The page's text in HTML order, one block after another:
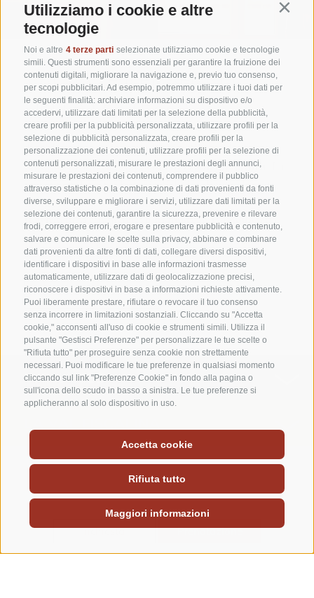
Utilizziamo i cookie e altre
tecnologie
Noi e altre 4 terze parti selezionate utilizziamo cookie e tecnologie
simili. Questi strumenti sono essenziali per garantire la fruizione dei
contenuti digitali, migliorare la navigazione e, previo tuo consenso,
per scopi pubblicitari. Ad esempio, potremmo utilizzare i tuoi dati per
le seguenti finalità: archiviare informazioni su dispositivo e/o
accedervi, utilizzare dati limitati per la selezione della pubblicità,
creare profili per la pubblicità personalizzata, utilizzare profili per la
selezione di pubblicità personalizzata, creare profili per la
personalizzazione dei contenuti, utilizzare profili per la selezione di
contenuti personalizzati, misurare le prestazioni degli annunci,
misurare le prestazioni dei contenuti, comprendere il pubblico
attraverso statistiche o la combinazione di dati provenienti da fonti
diverse, sviluppare e migliorare i servizi, utilizzare dati limitati per la
selezione dei contenuti, garantire la sicurezza, prevenire e rilevare
frodi, correggere errori, erogare e presentare pubblicità e contenuto,
salvare e comunicare le scelte sulla privacy, abbinare e combinare
dati provenienti da altre fonti di dati, collegare diversi dispositivi,
identificare i dispositivi in base alle informazioni trasmesse
automaticamente, utilizzare dati di geolocalizzazione precisi,
riconoscere i dispositivi in base a informazioni richieste attivamente.
Puoi liberamente prestare, rifiutare o revocare il tuo consenso
senza incorrere in limitazioni sostanziali. Cliccando su "Accetta
cookie," acconsenti all'uso di cookie e strumenti simili. Utilizza il
pulsante "Gestisci Preferenze" per personalizzare le tue scelte o
"Rifiuta tutto" per proseguire senza cookie non strettamente
necessari. Puoi modificare le tue preferenze in qualsiasi momento
cliccando sul link "Preferenze Cookie" in fondo alla pagina o
sull'icona dello scudo in basso a sinistra. Le tue preferenze si
applicheranno al solo dispositivo in uso.
Accetta cookie
Rifiuta tutto
Maggiori informazioni
richiesta Prenotazione
VACANZE NEL SEGNO
DELLA LENTEZZA
Tutte le camere sono arredate instile modernoe
portano all’interno tutta labellezza della natura
vacanza nel nostro hotel in Val Fiscalina è allietata,
inoltre, da una cucina sana fatta disapori del
territorio, da momenti diwellness avvolgentee da
un ricco ventaglio di proposte diattività e sport.
Camere da sogno
WELLNESS